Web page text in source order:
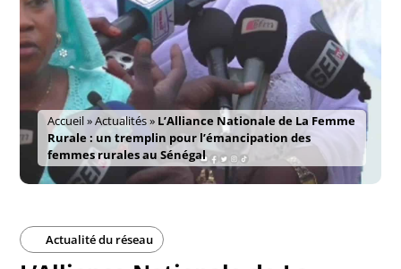
Accueil»Actualités» L’Alliance Nationale de La Femme
Rurale : un tremplin pour l’émancipation des
femmes rurales au Sénégal
Actualité du réseau